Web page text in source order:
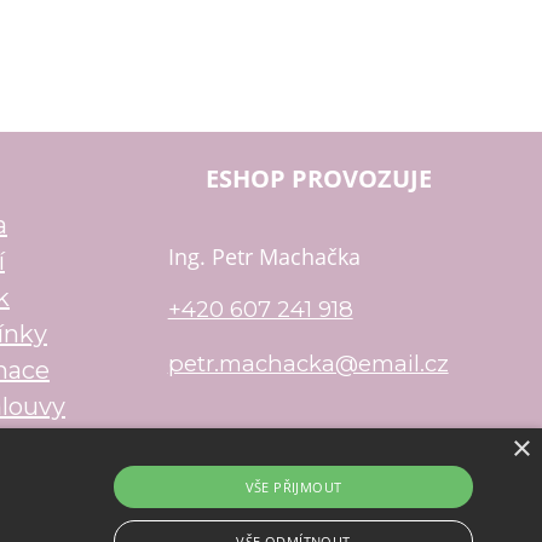
ESHOP PROVOZUJE
Ing. Petr Machačka
+420 607 241 918
petr.machacka@email.cz
×
VŠE PŘIJMOUT